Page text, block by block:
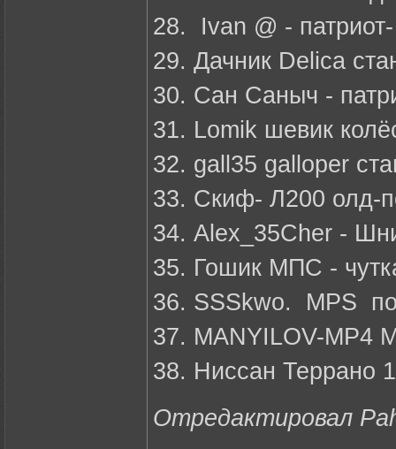
28. Ivan @ -
29. Дачник Delica
30. Сан Саныч -
31. Lomik шевик
32. gall35 galloper
33. Скиф- Л200 олд-
34. Alex_35Cher -
35. Гошик МПС -
36. SSSkwo. MPS
37. MANYILOV-MP4
38. Ниссан Террано
Отредактировал